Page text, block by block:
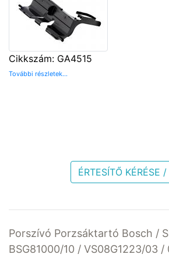
Cikkszám: GA4515
További részletek...
ÉRTESÍTŐ KÉRÉSE
Porszívó Porzsáktartó Bosch /
BSG81000/10 / VS08G1223/03 /